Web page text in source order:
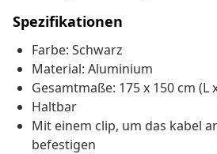
Spezifikationen
Farbe: Schwarz
Material: Aluminium
Gesamtmaße: 175 x 150 cm (L
Haltbar
Mit einem clip, um das kabel
befestigen